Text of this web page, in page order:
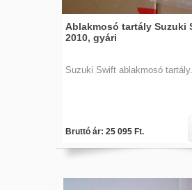
Ablakmosó tartály Suzuki
2010, gyári
Suzuki Swift ablakmosó tartály.
Bruttó ár: 25 095 Ft.